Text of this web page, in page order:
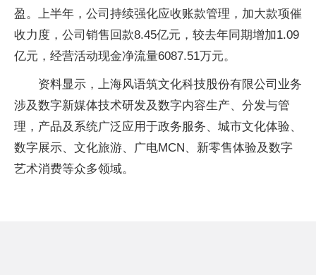
盈。上半年，公司持续强化应收账款管理，加大款项催
收力度，公司销售回款8.45亿元，较去年同期增加1.09
亿元，经营活动现金净流量6087.51万元。
资料显示，上海风语筑文化科技股份有限公司业务
涉及数字新媒体技术研发及数字内容生产、分发与管
理，产品及系统广泛应用于政务服务、城市文化体验、
数字展示、文化旅游、广电MCN、新零售体验及数字
艺术消费等众多领域。